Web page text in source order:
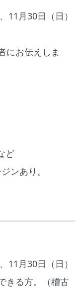
11月30日（日）
にお伝えしま
ど
ンあり。
11月30日（日）
きる方。（稽古